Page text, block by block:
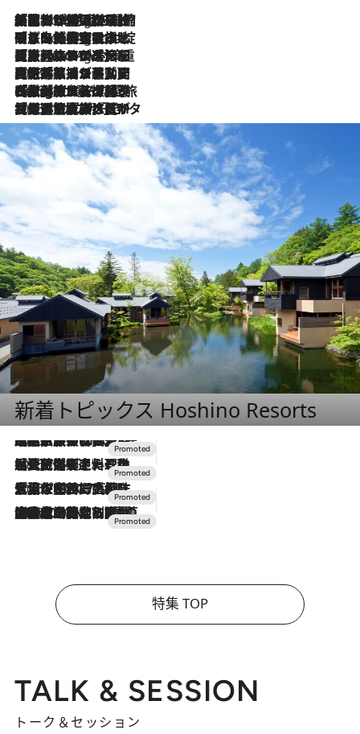
1 Hour Ago
「荷物が増えるほど旅ストレスは増す」美容ジャーナリストがたどり着いた最終結論。“化粧品を劇的に減らす”感動の凝縮美容とは
1 Hour Ago
「旅先には金髪ウィッグを持参」日本と同じメイクでは損してる!? 美容ジャーナリストが提案する“掟破りの旅美容”とは
1 Hour Ago
【厳選旅コスメ】「身軽さ＆UV対策重視！」ヘアアーティストshucoが選んだ夏旅ベストコスメを発表【Mサイズジップ】
2026.8.5
【厳選旅コスメ】国内をあちこち移動する河井菜摘が選んだ夏旅ベストコスメ発表！「リラックスアイテムはマスト」【Mサイズジップ】
2026.8.4
【厳選旅コスメ】「紫外線＆乾燥対策しながらメイク感も！」ヘア＆メイクGeorgeが選んだ夏旅ベストコスメを発表！【Mサイズジップ】
2026.8.3
【厳選旅コスメ】「保湿もタイパ重視！」“サウナ好き”タレント清水みさとが愛用する夏旅ベストコスメを発表！【Mサイズジップ】
新着トピックス Hoshino Resorts
2026.7.31
【ホテル帰省】という選択肢をOMOが提案。家族とほどよい距離を保つには「昼は実家、夜は気兼ねなくホテルで！」
2026.7.24
【夏限定ディナーコース】旬を迎える稚鮎や花ズッキーニなどをイタリア・トスカーナの郷土料理の手法で満喫！
2026.7.17
「土佐和ハーブかき氷」がOMO7高知に登場！生姜、山椒、大葉など目にも舌にも涼を呼ぶ郷土の味
2026.7.10
NEW OPEN！【界 草津】名湯の地に誕生。趣の異なる2種の温泉と上州ならではの会席・蕎麦割烹など美食を味わう究極の癒やし旅
特集 TOP
TALK & SESSION
トーク＆セッション